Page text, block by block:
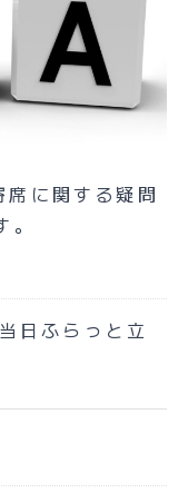
に関する疑問
日ふらっと立